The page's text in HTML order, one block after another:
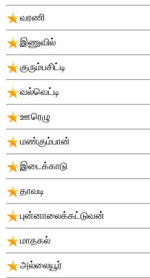
வரணி
இணுவில்
குரும்பசிட்டி
வல்வெட்டி
ஊரெழு
மண்கும்பான்
இடைக்காடு
தாவடி
புன்னாலைக்கட்டுவன்
மாதகல்
அல்லையூர்